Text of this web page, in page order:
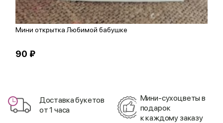
Мини открытка Любимой бабушке
90 ₽
Доставка букетов
от 1 часа
Мини-сухоцветы в
подарок
к каждому заказу